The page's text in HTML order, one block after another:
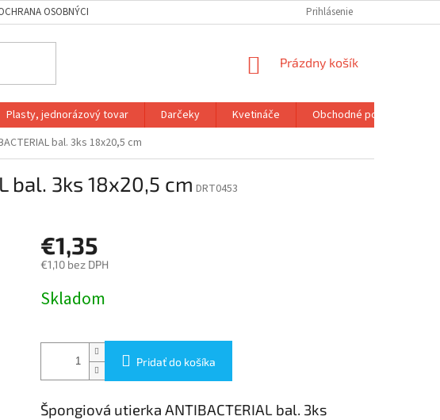
OSOBNÝCH ÚDAJOV Prihlásenie
NÁKUPNÝ
Prázdny košík
Plasty, jednorázový tovar Darčeky Kvetináče
Obchodné podmienky
bal. 3ks 18x20,5 cm
bal. 3ks 18x20,5 cm DRT0453
€1,35
€1,10 bez DPH
cena:
Skladom
Pridať do košíka
Špongiová utierka ANTIBACTERIAL bal. 3ks